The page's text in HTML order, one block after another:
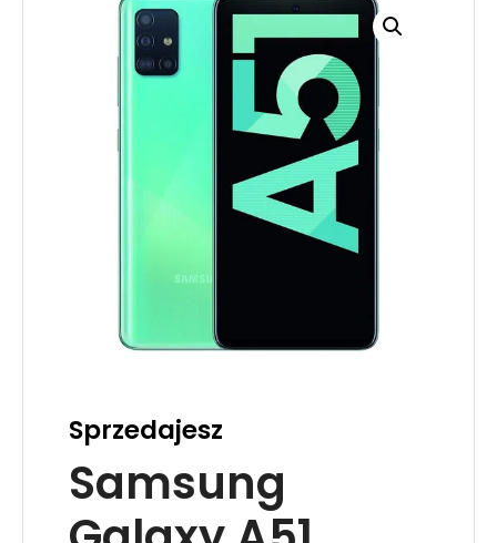
Sprzedajesz
Samsung